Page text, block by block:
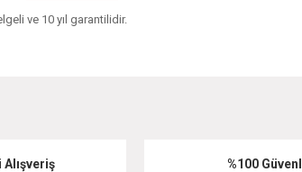
ve 10 yıl garantilidir.
bozuk veya görüntülenemiyor.
%100